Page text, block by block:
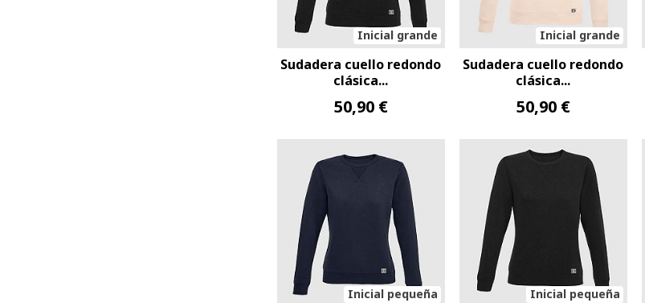
Inicial grande
Sudadera cuello redondo
clásica...
50,90 €
Inicial grande
Sudadera cuello redondo
clásica...
50,90 €
Inicial pequeña Inicial pequeña